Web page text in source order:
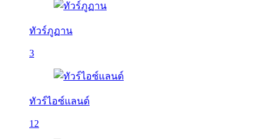
ทัวร์ภูฏาน
3
ทัวร์ไอซ์แลนด์
12